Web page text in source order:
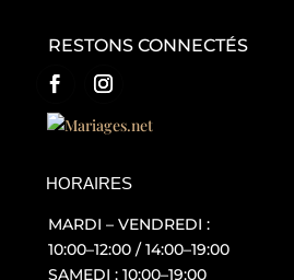
RESTONS CONNECTÉS
HORAIRES
MARDI – VENDREDI :
10:00–12:00 / 14:00–19:00
SAMEDI : 10:00–19:00